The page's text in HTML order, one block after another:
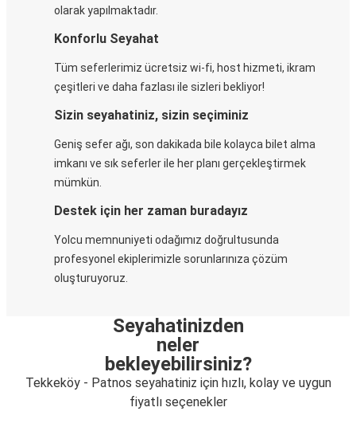
olarak yapılmaktadır.
Konforlu Seyahat
Tüm seferlerimiz ücretsiz wi-fi, host hizmeti, ikram
çeşitleri ve daha fazlası ile sizleri bekliyor!
Sizin seyahatiniz, sizin seçiminiz
Geniş sefer ağı, son dakikada bile kolayca bilet alma
imkanı ve sık seferler ile her planı gerçekleştirmek
mümkün.
Destek için her zaman buradayız
Yolcu memnuniyeti odağımız doğrultusunda
profesyonel ekiplerimizle sorunlarınıza çözüm
oluşturuyoruz.
Seyahatinizden
neler
bekleyebilirsiniz?
Tekkeköy - Patnos seyahatiniz için hızlı, kolay ve uygun
fiyatlı seçenekler